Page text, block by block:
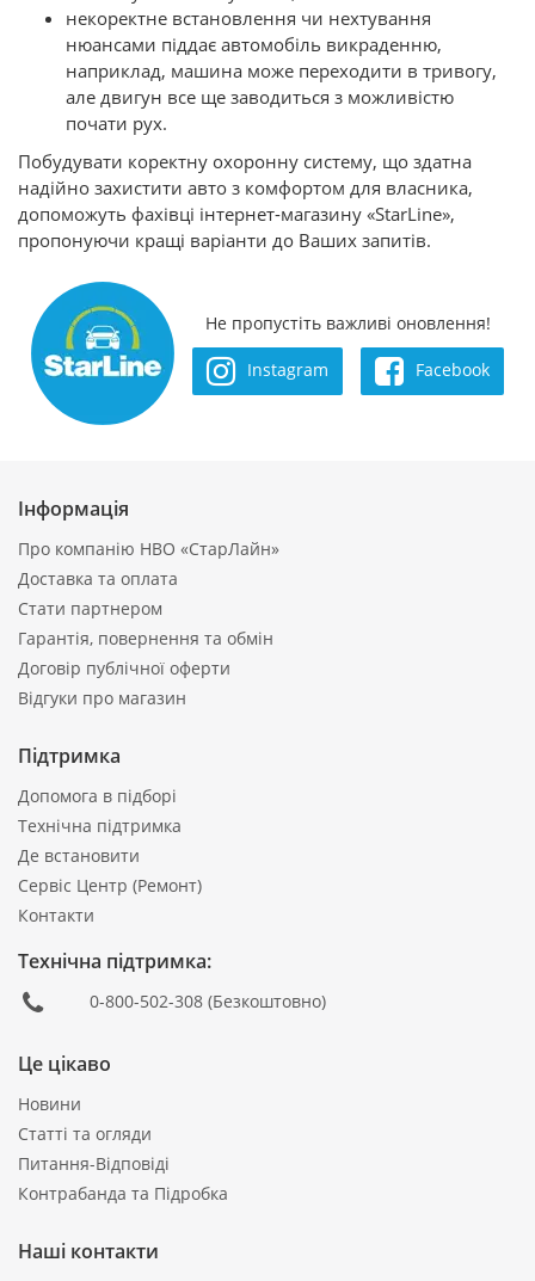
некоректне встановлення чи нехтування
нюансами піддає автомобіль викраденню,
наприклад, машина може переходити в тривогу,
але двигун все ще заводиться з можливістю
почати рух.
Побудувати коректну охоронну систему, що здатна
надійно захистити авто з комфортом для власника,
допоможуть фахівці інтернет-магазину «StarLine»,
пропонуючи кращі варіанти до Ваших запитів.
Не пропустіть важливі оновлення!
Instagram Facebook
Інформація
Про компанію НВО «СтарЛайн»
Доставка та оплата
Стати партнером
Гарантія, повернення та обмін
Договір публічної оферти
Відгуки про магазин
Підтримка
Допомога в підборі
Технічна підтримка
Де встановити
Сервіс Центр (Ремонт)
Контакти
Технічна підтримка:
0-800-502-308(Безкоштовно)
Це цікаво
Новини
Статті та огляди
Питання-Відповіді
Контрабанда та Підробка
Наші контакти